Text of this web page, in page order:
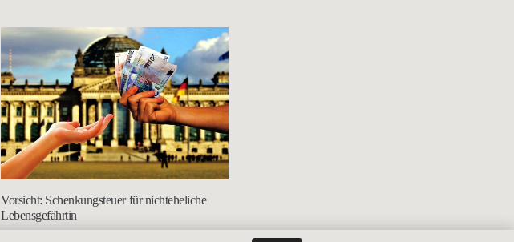
Vorsicht: Schenkungsteuer für nichteheliche
Lebensgefährtin